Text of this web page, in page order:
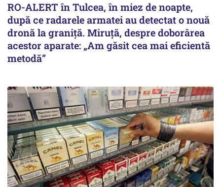
RO-ALERT în Tulcea, în miez de noapte,
după ce radarele armatei au detectat o nouă
dronă la graniță. Miruță, despre doborârea
acestor aparate: „Am găsit cea mai eficientă
metodă”